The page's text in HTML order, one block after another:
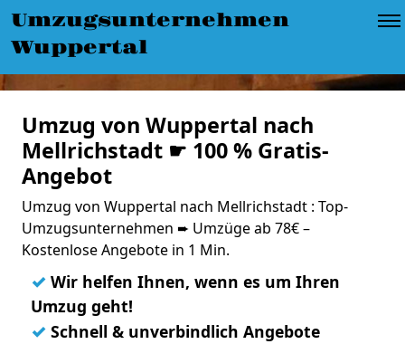
Umzugsunternehmen
Wuppertal
Umzug von Wuppertal nach
Mellrichstadt ☛ 100 % Gratis-
Angebot
Umzug von Wuppertal nach Mellrichstadt : Top-
Umzugsunternehmen ➨ Umzüge ab 78€ –
Kostenlose Angebote in 1 Min.
✓ Wir helfen Ihnen, wenn es um Ihren
Umzug geht!
✓ Schnell & unverbindlich Angebote